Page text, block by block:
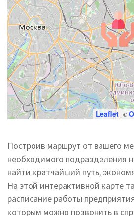
Leaflet | ©
Построив маршрут от вашего
необходимого подразделения
найти кратчайший путь,
На этой интерактивной карте
расписание работы
которым можно позвонить в